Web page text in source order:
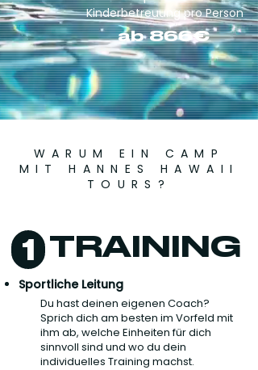
Kinderbetreuung pro Person
ab 866€
WARUM EIN CAMP
MIT HANNES HAWAII
TOURS?
1 TRAINING
Sportliche Leitung
Du hast deinen eigenen Coach?
Sprich dich am besten im Vorfeld mit
ihm ab, welche Einheiten für dich
sinnvoll sind und wo du dein
individuelles Training machst.